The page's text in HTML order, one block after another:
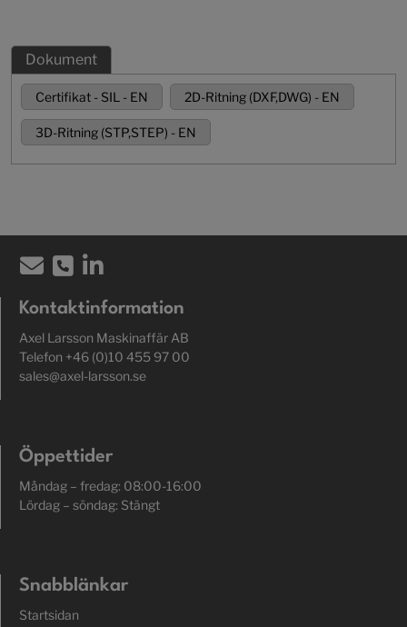
Dokument
Certifikat - SIL - EN 2D-Ritning (DXF,DWG) - EN
3D-Ritning (STP,STEP) - EN
Kontaktinformation
Axel Larsson Maskinaffär AB
Telefon +46 (0)10 455 97 00
sales@axel-larsson.se
Öppettider
Måndag – fredag: 08:00-16:00
Lördag – söndag: Stängt
Snabblänkar
Startsidan